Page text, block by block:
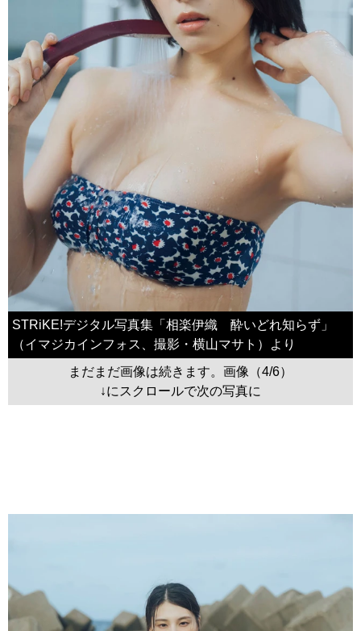
STRiKE!デジタル写真集「相楽伊織 酔いどれ知らず」
（イマジカインフォス、撮影・横山マサト）より
まだまだ画像は続きます。画像（4/6）
↓にスクロールで次の写真に